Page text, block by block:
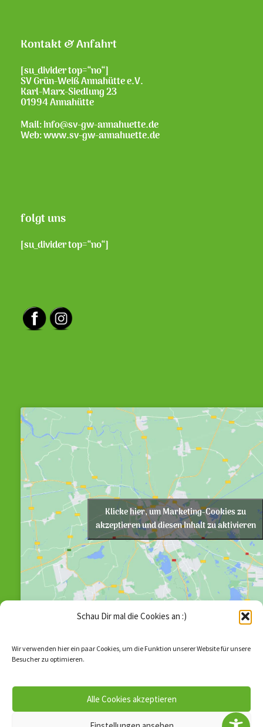
Schau Dir mal die Cookies an :)
Wir verwenden hier ein paar Cookies, um die Funktion unserer Website für unsere
Besucher zu optimieren.
Alle Cookies akzeptieren
Kontakt & Anfahrt
[su_divider top=“no“]
SV Grün-Weiß Annahütte e.V.
Karl-Marx-Siedlung 23
01994 Annahütte
Mail: info@sv-gw-annahuette.de
Web:www.sv-gw-annahuette.de
folgt uns
[su_divider top=“no“]
Klicke hier, um Marketing-Cookies zu
akzeptieren und diesen Inhalt zu aktivieren
SV Grün Weiß Annahütte e.V.